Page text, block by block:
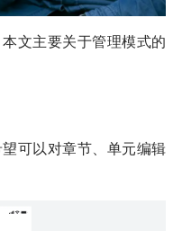
文主要关于管理模式的
可以对章节、单元编辑